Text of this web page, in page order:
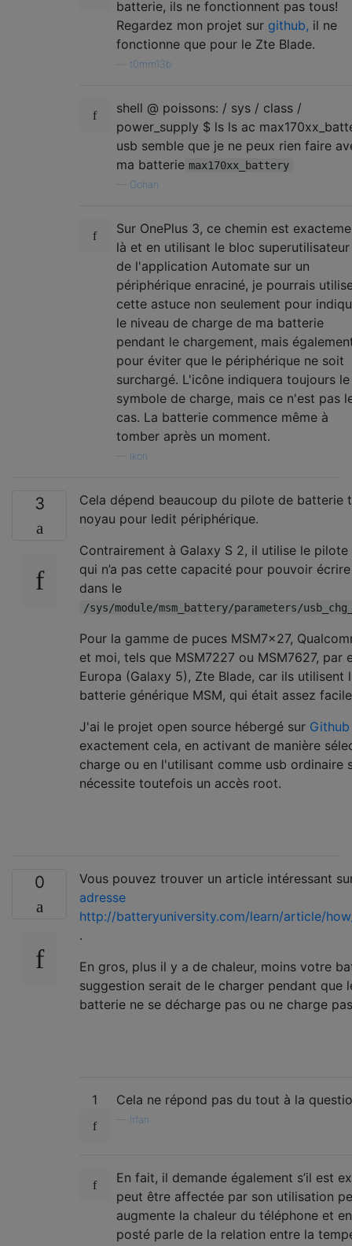
batterie, ils ne fonctionnent pas tous!
Regardez mon projet sur github, il ne
fonctionne que pour le Zte Blade.
t0mm13b
shell @ poissons: / sys / class /
power_supply $ ls ls ac
usb semble que je ne peux rien faire
ma batterie max170xx_battery
Gohan
Sur OnePlus 3, ce chemin est
là et en utilisant le bloc superutilisateur
de l'application Automate sur un
périphérique enraciné, je pourrais
cette astuce non seulement pour
le niveau de charge de ma batterie
pendant le chargement, mais
pour éviter que le périphérique ne soit
surchargé. L'icône indiquera toujours le
symbole de charge, mais ce n'est pas
cas. La batterie commence même à
tomber après un moment.
Ikon
3
Cela dépend beaucoup du pilote de batterie
noyau pour ledit périphérique.
Contrairement à Galaxy S 2, il utilise le
qui n’a pas cette capacité pour pouvoir
dans le
/sys/module/msm_battery/parameters/
Pour la gamme de puces MSM7x27,
et moi, tels que MSM7227 ou MSM7627, par
Europa (Galaxy 5), Zte Blade, car ils utilisent
batterie générique MSM, qui était assez
J'ai le projet open source hébergé sur Github
exactement cela, en activant de manière
charge ou en l'utilisant comme usb ordinaire
nécessite toutefois un accès root.
0
Vous pouvez trouver un article intéressant
adresse
http://batteryuniversity.com/learn/article/
.
En gros, plus il y a de chaleur, moins votre
suggestion serait de le charger pendant que
batterie ne se décharge pas ou ne charge
1 Cela ne répond pas du tout à la
Irfan
En fait, il demande également s’il est
peut être affectée par son utilisation
augmente la chaleur du téléphone et
posté parle de la relation entre la